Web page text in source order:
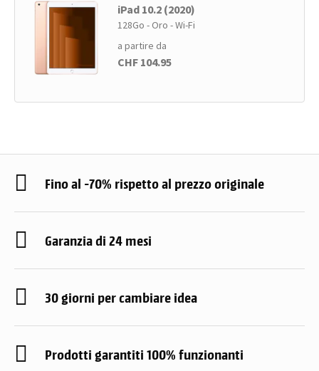
iPad 10.2 (2020)
128Go - Oro - Wi-Fi
a partire da
CHF 104.95
Fino al -70% rispetto al prezzo originale
Garanzia di 24 mesi
30 giorni per cambiare idea
Prodotti garantiti 100% funzionanti